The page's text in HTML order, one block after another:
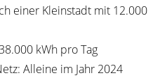
einer Kleinstadt mit 12.000
kWh pro Tag
Alleine im Jahr 2024